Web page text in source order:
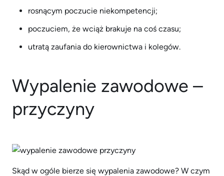
rosnącym poczucie niekompetencji;
poczuciem, że wciąż brakuje na coś czasu;
utratą zaufania do kierownictwa i kolegów.
Wypalenie zawodowe –
przyczyny
Skąd w ogóle bierze się wypalenia zawodowe? W czym